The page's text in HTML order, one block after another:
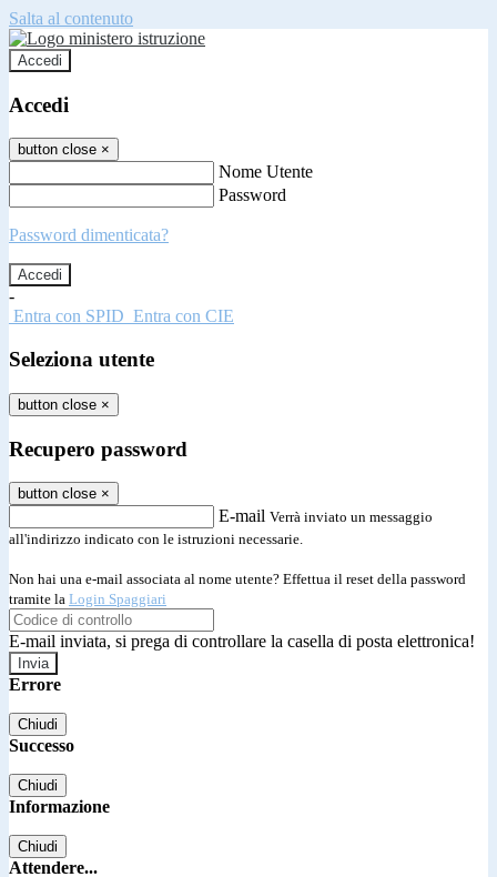
Salta al contenuto
Accedi
Accedi
button close ×
Nome Utente
Password
Password dimenticata?
-
Entra con SPID Entra con CIE
Seleziona utente
button close ×
Recupero password
button close ×
E-mail Verrà inviato un messaggio
all'indirizzo indicato con le istruzioni necessarie.
Non hai una e-mail associata al nome utente? Effettua il reset della password
tramite la Login Spaggiari
E-mail inviata, si prega di controllare la casella di posta elettronica!
Errore
Chiudi
Successo
Chiudi
Informazione
Chiudi
Attendere...